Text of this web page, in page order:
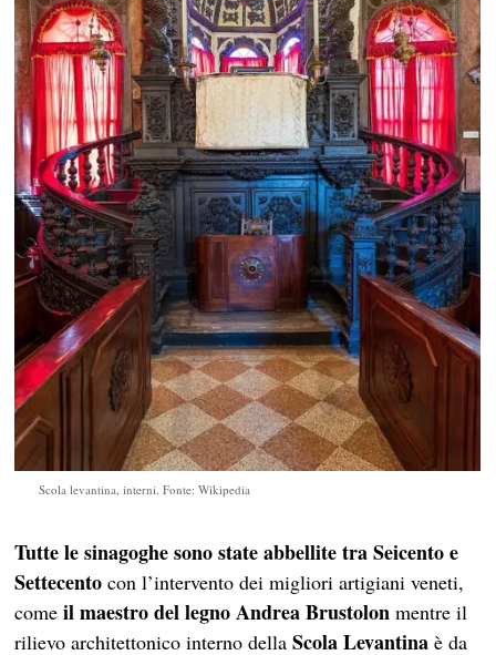
Scola levantina, interni. Fonte: Wikipedia
Tutte le sinagoghe sono state abbellite tra Seicento e
Settecento con l’intervento dei migliori artigiani veneti,
comeil maestro del legno Andrea Brustolon mentre il
rilievo architettonico interno dellaScola Levantina è da